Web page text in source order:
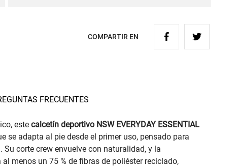
COMPARTIR EN
FRECUENTES
este calcetín deportivo NSW EVERYDAY ESSENTIAL
se adapta al pie desde el primer uso, pensado para
corte crew envuelve con naturalidad, y la
menos un 75 % de fibras de poliéster reciclado,